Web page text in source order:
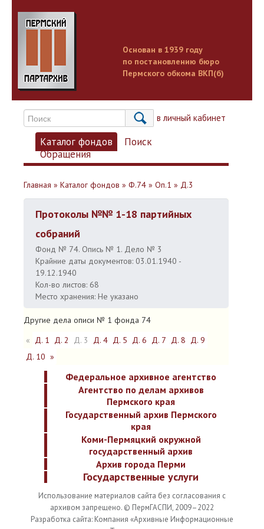
Основан в 1939 году
по постановлению бюро
Пермского обкома ВКП(б)
Вход в личный кабинет
Каталог фондов
Поиск
Обращения
Главная » Каталог фондов » Ф.74 » Оп.1 » Д.3
Протоколы №№ 1-18 партийных
собраний
Фонд № 74. Опись № 1. Дело № 3
Крайние даты документов: 03.01.1940 -
19.12.1940
Кол-во листов: 68
Место хранения: Не указано
Другие дела описи № 1 фонда 74
« Д. 1 Д. 2 Д. 3 Д. 4 Д. 5 Д. 6 Д. 7 Д. 8 Д. 9
Д. 10 »
Федеральное архивное агентство
Агентство по делам архивов
Пермского края
Государственный архив Пермского
края
Коми-Пермяцкий окружной
государственный архив
Архив города Перми
Государственные услуги
Использование материалов сайта без согласования с
архивом запрещено. © ПермГАСПИ, 2009–2022
Разработка сайта: Компания «Архивные Информационные